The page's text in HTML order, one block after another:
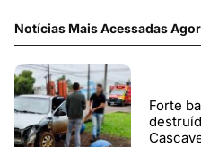
Notícias Mais Acessadas
Forte